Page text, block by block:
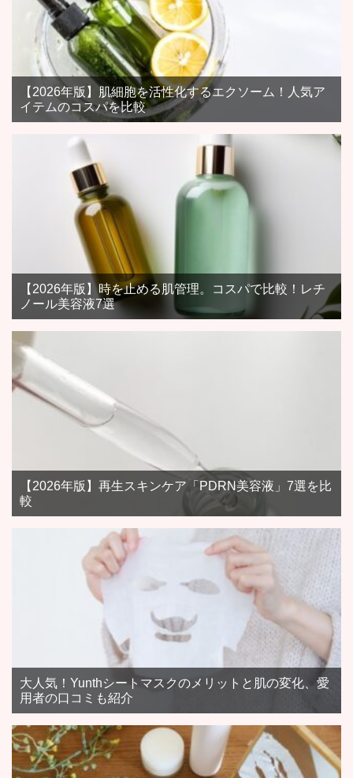
【2026年版】肌細胞を活性化するエクソーム！人気ア
イテムのコスパを比較
【2026年版】時を止める肌管理。コスパで比較！レチ
ノール美容液7選
【2026年版】再生スキンケア「PDRN美容液」7選を比
較
大人気！Yunthシートマスクのメリットと肌の変化、愛
用者の口コミも紹介